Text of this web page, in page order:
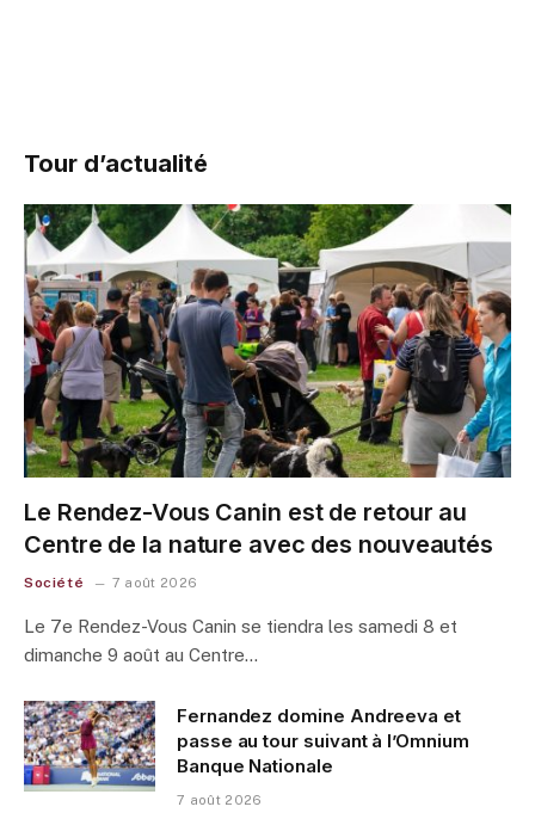
Tour d’actualité
Le Rendez-Vous Canin est de retour au
Centre de la nature avec des nouveautés
Société 7 août 2026
Le 7e Rendez-Vous Canin se tiendra les samedi 8 et
dimanche 9 août au Centre…
Fernandez domine Andreeva et
passe au tour suivant à l’Omnium
Banque Nationale
7 août 2026